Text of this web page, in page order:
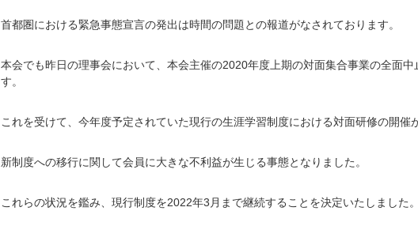
首都圏における緊急事態宣言の発出は時間の問題との報道がなされております。
本会でも昨日の理事会において、本会主催の2020年度上期の対面集合事業の全面
す。
これを受けて、今年度予定されていた現行の生涯学習制度における対面研修の開催
新制度への移行に関して会員に大きな不利益が生じる事態となりました。
これらの状況を鑑み、現行制度を2022年3月まで継続することを決定いたしました。